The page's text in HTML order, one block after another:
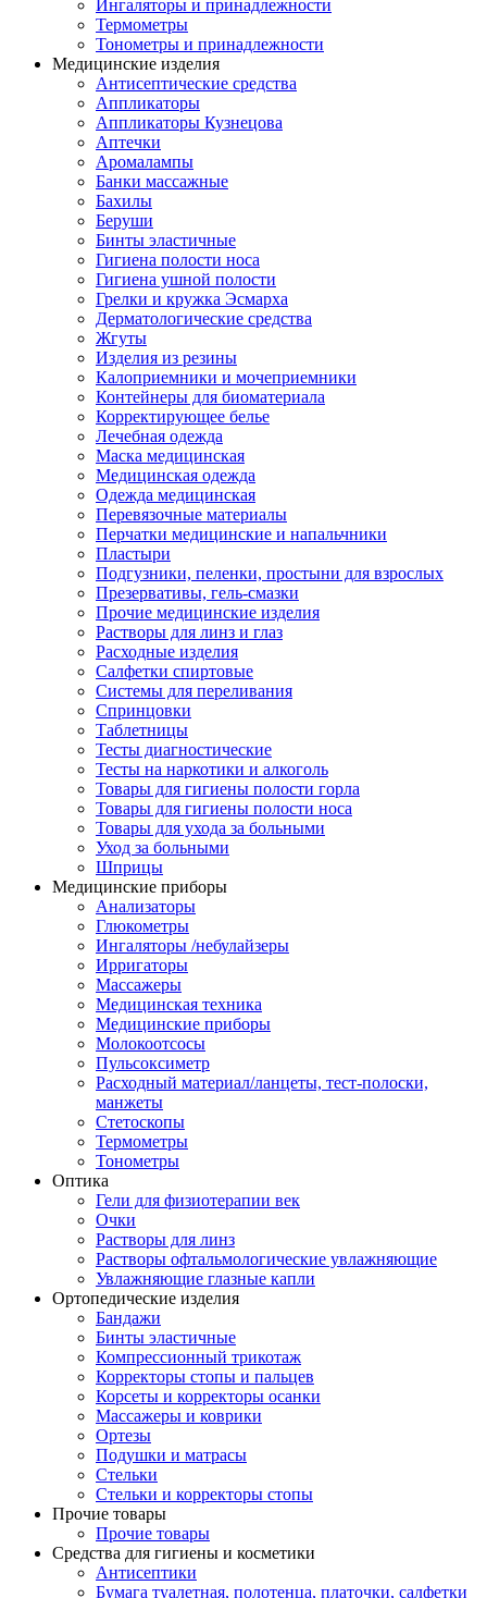
Ингаляторы и принадлежности
Термометры
Тонометры и принадлежности
Медицинские изделия
Антисептические средства
Аппликаторы
Аппликаторы Кузнецова
Аптечки
Аромалампы
Банки массажные
Бахилы
Беруши
Бинты эластичные
Гигиена полости носа
Гигиена ушной полости
Грелки и кружка Эсмарха
Дерматологические средства
Жгуты
Изделия из резины
Калоприемники и мочеприемники
Контейнеры для биоматериала
Корректирующее белье
Лечебная одежда
Маска медицинская
Медицинская одежда
Одежда медицинская
Перевязочные материалы
Перчатки медицинские и напальчники
Пластыри
Подгузники, пеленки, простыни для взрослых
Презервативы, гель-смазки
Прочие медицинские изделия
Растворы для линз и глаз
Расходные изделия
Салфетки спиртовые
Системы для переливания
Спринцовки
Таблетницы
Тесты диагностические
Тесты на наркотики и алкоголь
Товары для гигиены полости горла
Товары для гигиены полости носа
Товары для ухода за больными
Уход за больными
Шприцы
Медицинские приборы
Анализаторы
Глюкометры
Ингаляторы /небулайзеры
Ирригаторы
Массажеры
Медицинская техника
Медицинские приборы
Молокоотсосы
Пульсоксиметр
Расходный материал/ланцеты, тест-полоски,
манжеты
Стетоскопы
Термометры
Тонометры
Оптика
Гели для физиотерапии век
Очки
Растворы для линз
Растворы офтальмологические увлажняющие
Увлажняющие глазные капли
Ортопедические изделия
Бандажи
Бинты эластичные
Компрессионный трикотаж
Корректоры стопы и пальцев
Корсеты и корректоры осанки
Массажеры и коврики
Ортезы
Подушки и матрасы
Стельки
Стельки и корректоры стопы
Прочие товары
Прочие товары
Средства для гигиены и косметики
Антисептики
Бумага туалетная, полотенца, платочки, салфетки